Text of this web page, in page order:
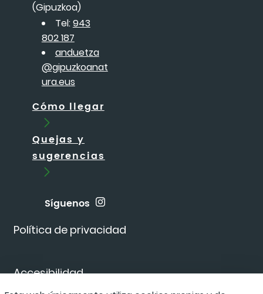
Política de privacidad
Accesibilidad
(Gipuzkoa)
Tel:943
802 187
anduetza
@gipuzkoanat
ura.eus
Cómo llegar
Quejas y
sugerencias
Síguenos